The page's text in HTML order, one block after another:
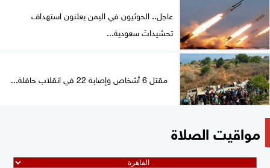
عاجل.. الحوثيون في اليمن يعلنون استهداف
تحشيداتَ سعودية...
مقتل 6 أشخاص وإصابة 22 في انقلاب حافلة...
مواقيت الصلاة